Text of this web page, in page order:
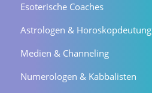
Esoterische Coaches
Astrologen & Horoskopdeutung
Medien & Channeling
Numerologen & Kabbalisten